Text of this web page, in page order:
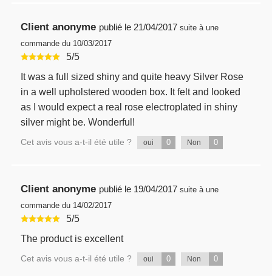
Client anonyme publié le 21/04/2017 suite à une
commande du 10/03/2017
5/5
It was a full sized shiny and quite heavy Silver Rose
in a well upholstered wooden box. It felt and looked
as I would expect a real rose electroplated in shiny
silver might be. Wonderful!
Cet avis vous a-t-il été utile ? oui 0 Non 0
Client anonyme publié le 19/04/2017 suite à une
commande du 14/02/2017
5/5
The product is excellent
Cet avis vous a-t-il été utile ? oui 0 Non 0